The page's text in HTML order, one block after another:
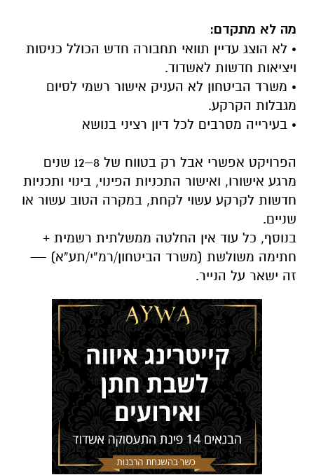
מה לא מתקדם:
• לא הוצג עדיין תוואי תחבורה חדש הכולל כניסות
ויציאות חדשות לאשדוד.
• משרד הביטחון לא העניק אישור רשמי לסיום
מגבלות הקרקע.
• בעירייה מסרבים לכל דיון רציני בנושא
הפרויקט אפשרי אבל רק בטווח של 8–12 שנים
מרגע אישורו, ואישור התכניות הפינוי, בינוי ותכניות
חדשות לקרקע עשוי לקחת, במקרה הטוב עשור או
שניים.
בנוסף, כל עוד אין החלטה ממשלתית רשמית +
חתימה משולשת (משרד הביטחון/רמ”י/תע”א) —
זה ישאר על הנייר.